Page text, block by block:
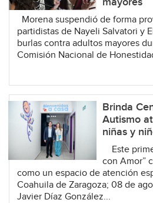
Morena suspendió de forma
partidistas de Nayeli Salvatori y
burlas contra adultos mayores
Comisión Nacional de
Brinda
Autismo
niñas y
Este
con Amor”
como un espacio de atención
Coahuila de Zaragoza; 08 de
Javier Díaz González...